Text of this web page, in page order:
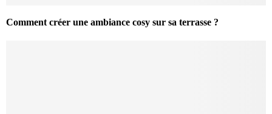
Comment créer une ambiance cosy sur sa terrasse ?